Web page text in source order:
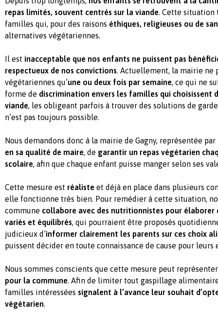
repas limités, souvent centrés sur la viande. Cette situation
familles qui, pour des raisons éthiques, religieuses ou de
alternatives végétariennes.
Il est inacceptable que nos enfants ne puissent pas
respectueux de nos convictions. Actuellement, la mairie ne
végétariennes qu’une ou deux fois par semaine, ce qui ne
forme de discrimination envers les familles qui choisissent
viande, les obligeant parfois à trouver des solutions de
n’est pas toujours possible.
Nous demandons donc à la mairie de Gagny, représentée par
en sa qualité de maire, de garantir un repas végétarien
scolaire, afin que chaque enfant puisse manger selon ses
Cette mesure est réaliste et déjà en place dans plusieurs
elle fonctionne très bien. Pour remédier à cette situation,
commune collabore avec des nutritionnistes pour élaborer
variés et équilibrés, qui pourraient être proposés
judicieux d’informer clairement les parents sur ces choix
puissent décider en toute connaissance de cause pour leurs
Nous sommes conscients que cette mesure peut
pour la commune. Afin de limiter tout gaspillage
familles intéressées signalent à l’avance leur souhait
végétarien.